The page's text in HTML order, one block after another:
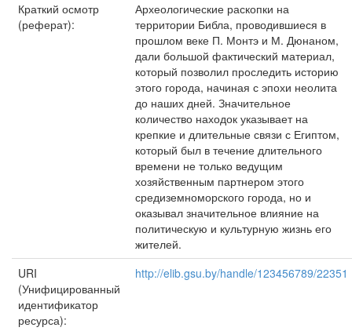
Краткий осмотр
(реферат):
Археологические раскопки на
территории Библа, проводившиеся в
про­шлом веке П. Монтэ и М. Дюнаном,
дали большой фактический мате­риал,
который позволил проследить историю
этого города, начиная с эпохи неолита
до наших дней. Значительное
количество находок указывает на
крепкие и длительные связи с Египтом,
который был в течение длительного
времени не только ведущим
хозяйственным партнером этого
средиземномор­ского города, но и
оказывал значительное влияние на
политическую и куль­турную жизнь его
жителей.
URI
(Унифицированный
идентификатор
ресурса):
http://elib.gsu.by/handle/123456789/22351